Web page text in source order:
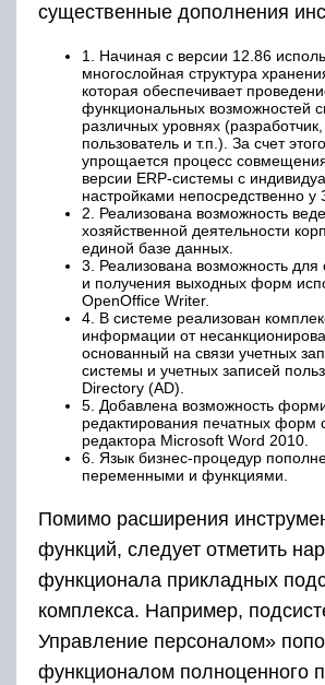
существенные дополнения
1. Начиная с версии 12.86
многослойная структура
которая обеспечивает
функциональных возможностей
различных уровнях
пользователь и т.п.). За счет
упрощается процесс
версии ERP-системы с
настройками непосредственно у
2. Реализована возможность
хозяйственной деятельности
единой базе данных.
3. Реализована возможность
и получения выходных форм
OpenOffice Writer.
4. В системе реализован
информации от
основанный на связи учетных
системы и учетных записей
Directory (AD).
5. Добавлена возможность
редактирования печатных форм
редактора Microsoft Word 2010.
6. Язык бизнес-процедур
переменными и функциями.
Помимо расширения
функций, следует отметить
функционала прикладных
комплекса. Например,
Управление персоналом»
функционалом полноценного